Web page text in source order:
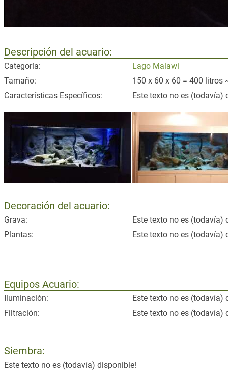
Descripción del acuario:
Categoría:
Lago Malawi
Tamaño:
150 x 60 x 60 = 400 litros
Características Específicos:
Este texto no es (todavía)
Decoración del acuario:
Grava:
Este texto no es (todavía)
Plantas:
Este texto no es (todavía)
Equipos Acuario:
Iluminación:
Este texto no es (todavía)
Filtración:
Este texto no es (todavía)
Siembra:
Este texto no es (todavía) disponible!